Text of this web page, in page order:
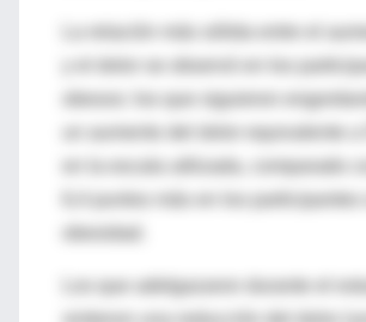
obesos: los que siguieron
un aumento del dolor equivalente a
en la escala utilizada, comparado
Los que adelgazaron durante el